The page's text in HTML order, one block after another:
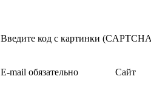
Введите код с картинки
E-mail обязательно Сайт